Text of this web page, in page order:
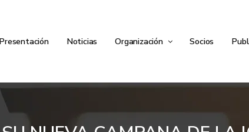
Presentación Noticias Organización Socios